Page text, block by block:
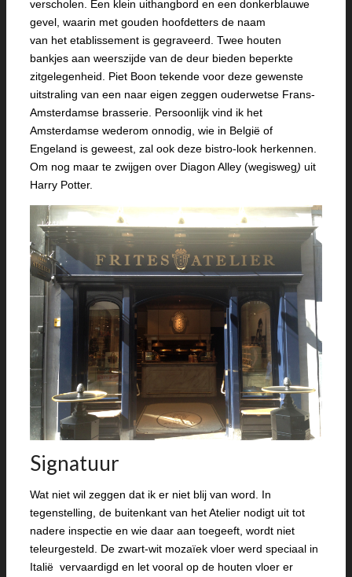
verscholen. Een klein uithangbord en een donkerblauwe
gevel, waarin met gouden hoofdetters de naam
van het etablissement is gegraveerd. Twee houten
bankjes aan weerszijde van de deur bieden beperkte
zitgelegenheid. Piet Boon tekende voor deze gewenste
uitstraling van een naar eigen zeggen ouderwetse Frans-
Amsterdamse brasserie. Persoonlijk vind ik het
Amsterdamse wederom onnodig, wie in België of
Engeland is geweest, zal ook deze bistro-look herkennen.
Om nog maar te zwijgen over Diagon Alley (wegisweg) uit
Harry Potter.
Signatuur
Wat niet wil zeggen dat ik er niet blij van word. In
tegenstelling, de buitenkant van het Atelier nodigt uit tot
nadere inspectie en wie daar aan toegeeft, wordt niet
teleurgesteld. De zwart-wit mozaïek vloer werd speciaal in
Italië vervaardigd en let vooral op de houten vloer er